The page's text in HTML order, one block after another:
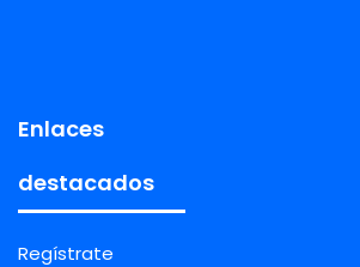
Enlaces
destacados
Regístrate